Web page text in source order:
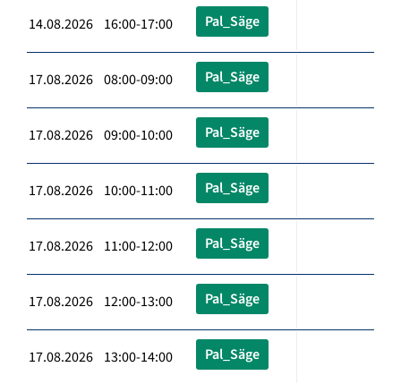
14.08.2026 16:00-17:00 Pal_Säge
17.08.2026 08:00-09:00 Pal_Säge
17.08.2026 09:00-10:00 Pal_Säge
17.08.2026 10:00-11:00 Pal_Säge
17.08.2026 11:00-12:00 Pal_Säge
17.08.2026 12:00-13:00 Pal_Säge
17.08.2026 13:00-14:00 Pal_Säge